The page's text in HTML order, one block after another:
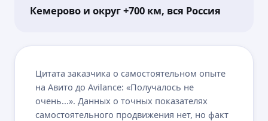
Кемерово и округ +700 км, вся Россия
Цитата заказчика о самостоятельном опыте
на Авито до Avilance: «Получалось не
очень...». Данных о точных показателях
самостоятельного продвижения нет, но факт